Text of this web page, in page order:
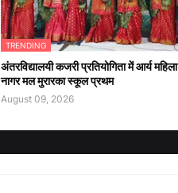
TRENDING
अंतरविद्यालयी कजरी प्रतियोगिता में आर्य महिला
नागर मल मुरारका स्कूल प्रथम
August 09, 2026